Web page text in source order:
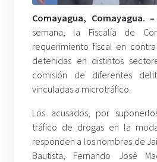
Comayagua, Comayagua. –
semana, la Fiscalía de
requerimiento fiscal en
detenidas en distintos
comisión de diferentes
vinculadas a microtráfico.
Los acusados, por
tráfico de drogas en la
responden a los nombres de
Bautista, Fernando José